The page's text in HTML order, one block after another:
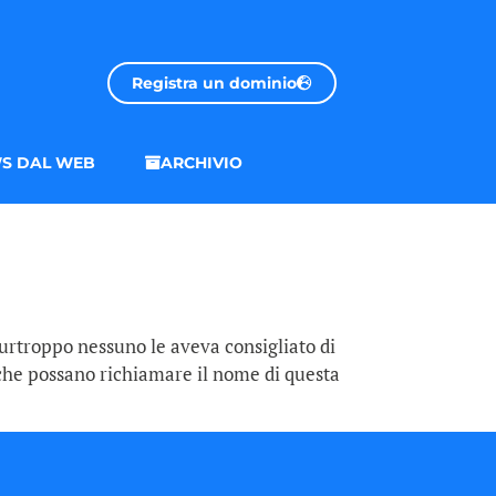
Registra un dominio
DAL WEB ARCHIVIO
nessuno le aveva consigliato di
possano richiamare il nome di questa